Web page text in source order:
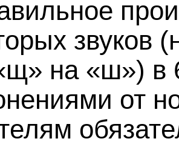
звуков
на «ш») в
от